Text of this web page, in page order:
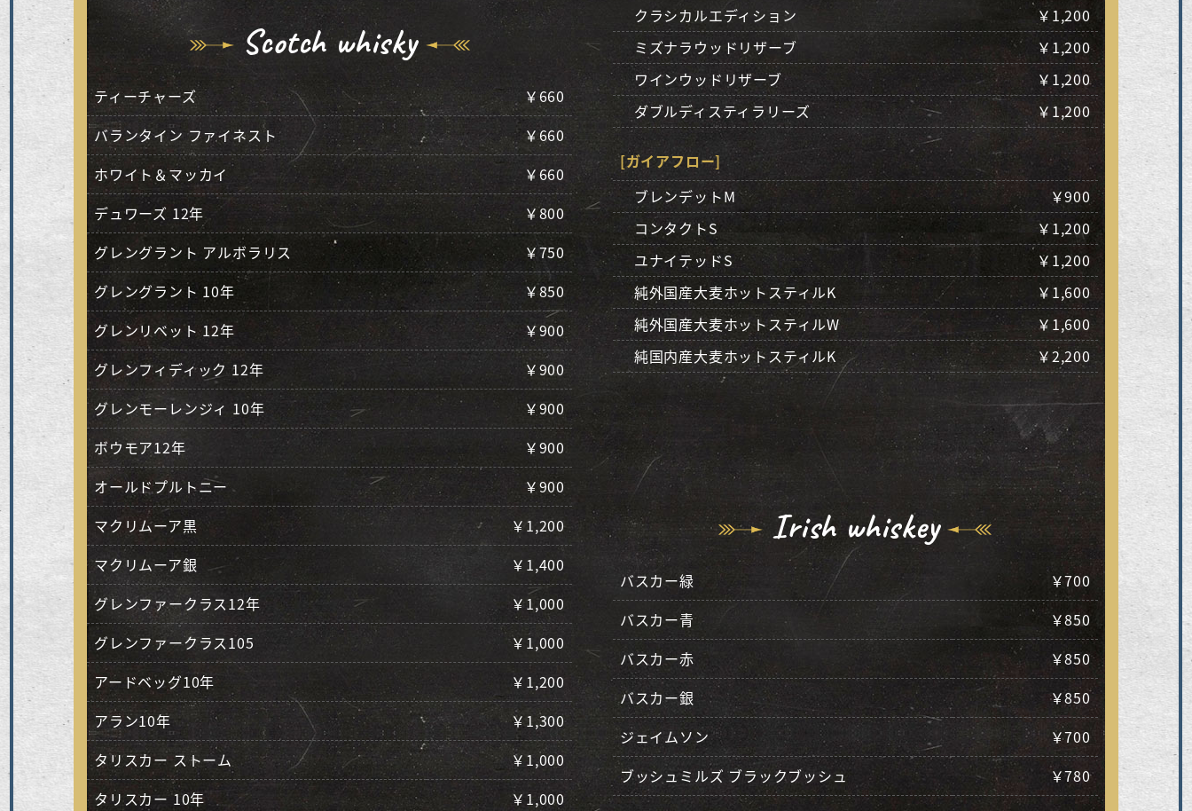
Scotch whisky
ティーチャーズ
￥660
バランタイン ファイネスト
￥660
ホワイト＆マッカイ
￥660
デュワーズ 12年
￥800
グレングラント アルボラリス
￥750
グレングラント 10年
￥850
グレンリベット 12年
￥900
グレンフィディック 12年
￥900
グレンモーレンジィ 10年
￥900
ボウモア12年
￥900
オールドプルトニー
￥900
マクリムーア黒
￥1,200
マクリムーア銀
￥1,400
グレンファークラス12年
￥1,000
グレンファークラス105
￥1,000
アードベッグ10年
￥1,200
アラン10年
￥1,300
タリスカー ストーム
￥1,000
タリスカー 10年
￥1,000
クラシカルエディション
￥1,200
ミズナラウッドリザーブ
￥1,200
ワインウッドリザーブ
￥1,200
ダブルディスティラリーズ
￥1,200
[ガイアフロー]
ブレンデットM
￥900
コンタクトS
￥1,200
ユナイテッドS
￥1,200
純外国産大麦ホットスティルK
￥1,600
純外国産大麦ホットスティルW
￥1,600
純国内産大麦ホットスティルK
￥2,200
Irish whiskey
バスカー緑
￥700
バスカー青
￥850
バスカー赤
￥850
バスカー銀
￥850
ジェイムソン
￥700
ブッシュミルズ ブラックブッシュ
￥780